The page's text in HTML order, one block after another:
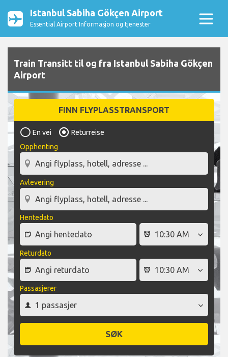
Istanbul Sabiha Gökçen Airport
Essential Airport Informasjon og tjenester
Train Transitt til og fra Istanbul Sabiha Gökçen
Airport
FINN FLYPLASSTRANSPORT
En vei
Returreise
Opphenting
Avlevering
Hentedato
Returdato
Passasjerer
SØK